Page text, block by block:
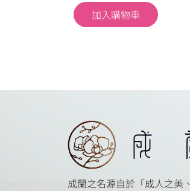
滿
分
5
加入購物車
成蘭之名源自於「成人之美